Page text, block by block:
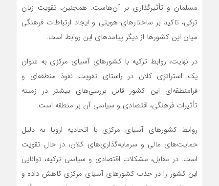
مسلمان و تأثیرگذاری بر آن‌هاست. همچنین، تقویت زبان
ترکی، تاکید بر ساختارهای هویتی و ایجاد ارتباطات فرهنگی
میان این کشورها از دیگر پیامدهای این روابط است.
در نهایت، روابط ترکیه با کشورهای آسیای مرکزی به عنوان
یک استراتژی کلان در راستای تقویت نفوذ منطقه‌ای و
فرامنطقه‌ای این کشور قابل بررسی‌های بیشتر در زمینه
تأثیرات فرهنگی، اقتصادی و سیاسی آن بر منطقه است.
روابط کشورهای آسیای مرکزی با اتحادیه اروپا به دلیل
حمایت‌های مالی و سرمایه‌گذاری‌های کلان، در حال تقویت
است. در مقابل، مشکلات اقتصادی و سیاسی ترکیه، توانایی
این کشور را در جذب کشورهای آسیای مرکزی کاهش داده و